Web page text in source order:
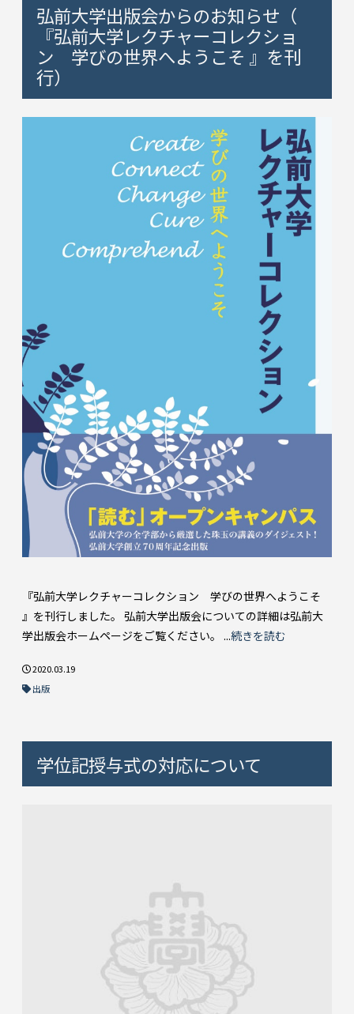
弘前大学出版会からのお知らせ（
『弘前大学レクチャーコレクショ
ン 学びの世界へようこそ 』を刊
行）
『弘前大学レクチャーコレクション 学びの世界へようこそ
』を刊行しました。 弘前大学出版会についての詳細は弘前大
学出版会ホームページをご覧ください。 ...続きを読む
2020.03.19
出版
学位記授与式の対応について